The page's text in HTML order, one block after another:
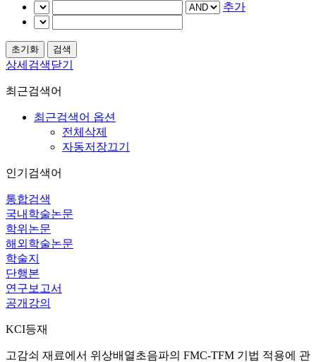
추가
상세검색닫기
최근검색어
최근검색어 옵션
전체삭제
자동저장끄기
인기검색어
통합검색
국내학술논문
학위논문
해외학술논문
학술지
단행본
연구보고서
공개강의
KCI등재
고감쇠 재료에서 위상배열초음파의 FMC-TFM 기법 적용에 관